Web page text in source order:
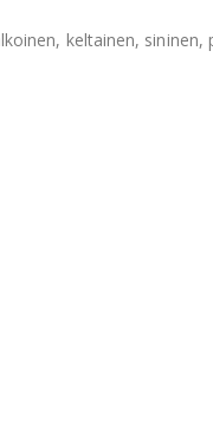
keltainen, sininen,